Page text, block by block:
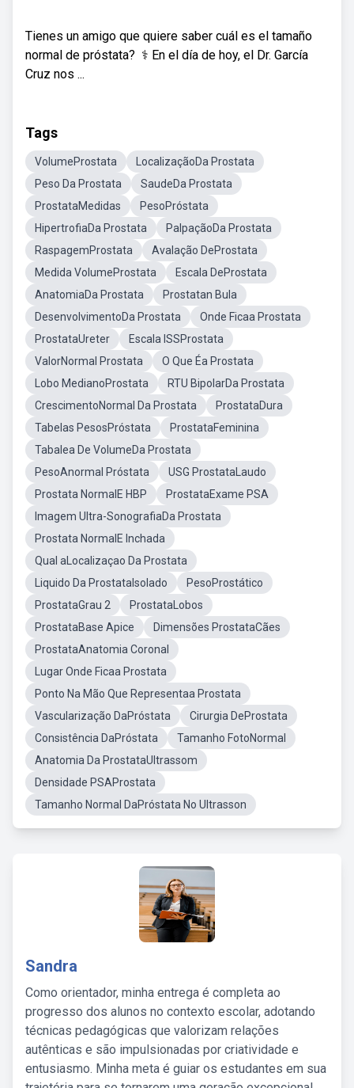
Tienes un amigo que quiere saber cuál es el tamaño
normal de próstata? ​​ ‍⚕️ En el día de hoy, el Dr. García
Cruz nos ...
Tags
VolumeProstata
LocalizaçãoDa Prostata
Peso Da Prostata
SaudeDa Prostata
ProstataMedidas
PesoPróstata
HipertrofiaDa Prostata
PalpaçãoDa Prostata
RaspagemProstata
Avalação DeProstata
Medida VolumeProstata
Escala DeProstata
AnatomiaDa Prostata
Prostatan Bula
DesenvolvimentoDa Prostata
Onde Ficaa Prostata
ProstataUreter
Escala ISSProstata
ValorNormal Prostata
O Que Éa Prostata
Lobo MedianoProstata
RTU BipolarDa Prostata
CrescimentoNormal Da Prostata
ProstataDura
Tabelas PesosPróstata
ProstataFeminina
Tabalea De VolumeDa Prostata
PesoAnormal Próstata
USG ProstataLaudo
Prostata NormalE HBP
ProstataExame PSA
Imagem Ultra-SonografiaDa Prostata
Prostata NormalE Inchada
Qual aLocalizaçao Da Prostata
Liquido Da ProstataIsolado
PesoProstático
ProstataGrau 2
ProstataLobos
ProstataBase Apice
Dimensões ProstataCães
ProstataAnatomia Coronal
Lugar Onde Ficaa Prostata
Ponto Na Mão Que Representaa Prostata
Vascularização DaPróstata
Cirurgia DeProstata
Consistência DaPróstata
Tamanho FotoNormal
Anatomia Da ProstataUltrassom
Densidade PSAProstata
Tamanho Normal DaPróstata No Ultrasson
Sandra
Como orientador, minha entrega é completa ao
progresso dos alunos no contexto escolar, adotando
técnicas pedagógicas que valorizam relações
autênticas e são impulsionadas por criatividade e
entusiasmo. Minha meta é guiar os estudantes em sua